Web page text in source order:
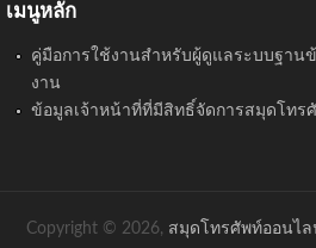
เมนูหลัก
คู่มือการใช้งานสำหรับผู้ดูแลระบบฐาน
งาน
ข้อมูลเจ้าหน้าที่ที่มีสิทธิ์จัดการสมุดโทร
Copyright © 2026, สมุดโทรศัพท์ออนไ